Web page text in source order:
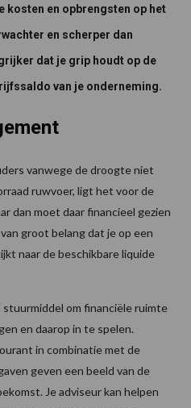
kosten en opbrengsten op het
en scherper dan
dat je grip houdt op de
van je onderneming.
vanwege de droogte niet
ruwvoer, ligt het voor de
dan moet daar financieel gezien
groot belang dat je op een
naar de beschikbare liquide
om financiële ruimte
en daarop in te spelen.
in combinatie met de
geven een beeld van de
Je adviseur kan helpen